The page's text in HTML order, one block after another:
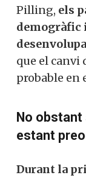
Pilling, els
demogràfic
que el canvi
probable en
No obstant
estant
Durant la